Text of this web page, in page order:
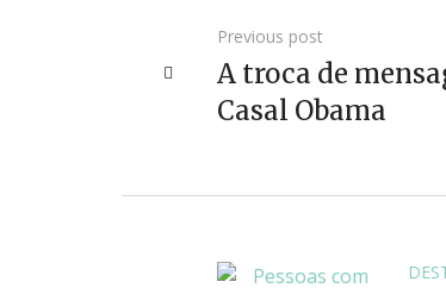
Previous post
A troca de
Casal Obama